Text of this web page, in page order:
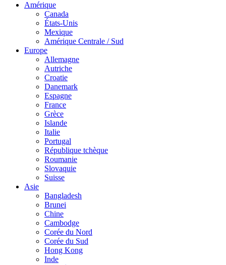
Amérique
Canada
États-Unis
Mexique
Amérique Centrale / Sud
Europe
Allemagne
Autriche
Croatie
Danemark
Espagne
France
Grèce
Islande
Italie
Portugal
République tchèque
Roumanie
Slovaquie
Suisse
Asie
Bangladesh
Brunei
Chine
Cambodge
Corée du Nord
Corée du Sud
Hong Kong
Inde